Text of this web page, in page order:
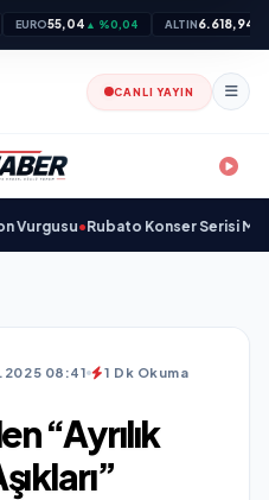
EURO55,04 ▲ %0,04 ALTIN6.618,94
CANLI YAYIN
•Rubato Konser Serisi
08:41 1 Dk Okuma
“Ayrılık